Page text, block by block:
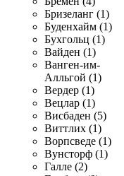
Бризеланг (1)
Буденхайм (1)
Бухгольц (1)
Вайден (1)
Ванген-им-
Алльгой (1)
Вердер (1)
Вецлар (1)
Висбаден (5)
Виттлих (1)
Ворпсведе (1)
Вунсторф (1)
Галле (2)